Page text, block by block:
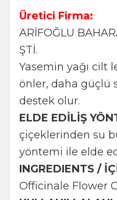
Üretici Firma:
ARİFOĞLU
ŞTİ.
Yasemin yağı cilt
önler, daha güçlü
destek olur.
ELDE EDİLİŞ
çiçeklerinden su
yöntemi ile elde
INGREDIENTS /
Officinale Flower